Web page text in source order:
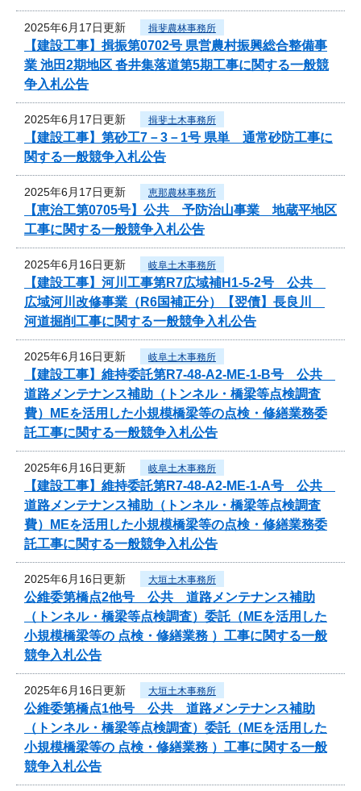
2025年6月17日更新 揖斐農林事務所
【建設工事】揖振第0702号 県営農村振興総合整備事
業 池田2期地区 沓井集落道第5期工事に関する一般競
争入札公告
2025年6月17日更新 揖斐土木事務所
【建設工事】第砂工7－3－1号 県単 通常砂防工事に
関する一般競争入札公告
2025年6月17日更新 恵那農林事務所
【恵治工第0705号】公共 予防治山事業 地蔵平地区
工事に関する一般競争入札公告
2025年6月16日更新 岐阜土木事務所
【建設工事】河川工事第R7広域補H1-5-2号 公共
広域河川改修事業（R6国補正分）【翌債】長良川
河道掘削工事に関する一般競争入札公告
2025年6月16日更新 岐阜土木事務所
【建設工事】維持委託第R7-48-A2-ME-1-B号 公共
道路メンテナンス補助（トンネル・橋梁等点検調査
費）MEを活用した小規模橋梁等の点検・修繕業務委
託工事に関する一般競争入札公告
2025年6月16日更新 岐阜土木事務所
【建設工事】維持委託第R7-48-A2-ME-1-A号 公共
道路メンテナンス補助（トンネル・橋梁等点検調査
費）MEを活用した小規模橋梁等の点検・修繕業務委
託工事に関する一般競争入札公告
2025年6月16日更新 大垣土木事務所
公維委第橋点2他号 公共 道路メンテナンス補助
（トンネル・橋梁等点検調査）委託（MEを活用した
小規模橋梁等の 点検・修繕業務 ）工事に関する一般
競争入札公告
2025年6月16日更新 大垣土木事務所
公維委第橋点1他号 公共 道路メンテナンス補助
（トンネル・橋梁等点検調査）委託（MEを活用した
小規模橋梁等の 点検・修繕業務 ）工事に関する一般
競争入札公告